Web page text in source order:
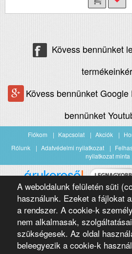
A weboldalunk felületén süti
használunk. Ezeket a fájlokat
a rendszer. A cookie-k
nem alkalmasak,
szükségesek. Az oldal
beleegyezik a cookie-k
Kövess bennünket
Kövess bennünket Google
bennünket
Fiókom Kapcsolat Akciók
Rólunk
Adatvédelmi nyilatkozat
nyilatkozat minta